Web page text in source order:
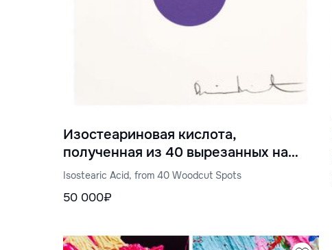
Изостеариновая кислота,
полученная из 40 вырезанных на
дереве пятен
Isostearic Acid, from 40 Woodcut Spots
50 000₽